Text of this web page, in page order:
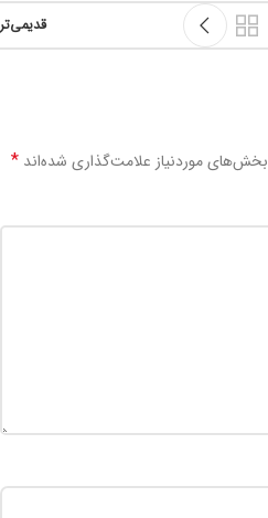
قدیمی‌تر
بخش‌های موردنیاز علامت‌گذاری شده‌اند *